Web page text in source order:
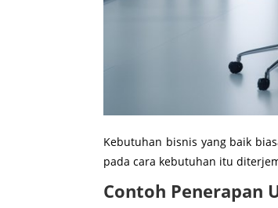
Kebutuhan bisnis yang baik
pada cara kebutuhan itu
Contoh Penerapan